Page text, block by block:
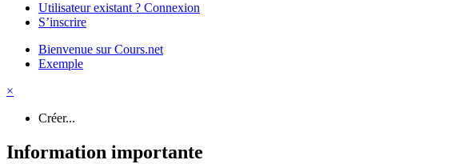
Utilisateur existant ? Connexion
S’inscrire
Bienvenue sur Cours.net
Exemple
×
Créer...
Information importante